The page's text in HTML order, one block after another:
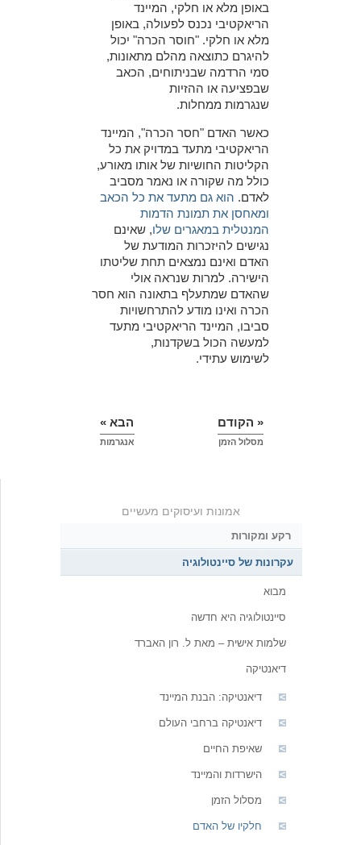
באופן מלא או חלקי, המיינד
הריאקטיבי נכנס לפעולה, באופן
מלא או חלקי. "חוסר הכרה" יכול
להיגרם כתוצאה מהלם מתאונות,
סמי הרדמה שבניתוחים, הכאב
שבפציעה או ההזיות
שנגרמות ממחלות.
כאשר האדם "חסר הכרה", המיינד
הריאקטיבי מתעד במדויק את כל
הקליטות החושיות של אותו מאורע,
כולל מה שקורה או נאמר מסביב
לאדם. הוא גם מתעד את כל הכאב
ומאחסן את תמונת הדמות
המנטלית במאגרים שלו, שאינם
נגישים להיזכרות המודעת של
האדם ואינם נמצאים תחת שליטתו
הישירה. למרות שנראה אולי
שהאדם שמתעלף בתאונה הוא חסר
הכרה ואינו מודע להתרחשויות
סביבו, המיינד הריאקטיבי מתעד
למעשה הכול בשקדנות,
לשימוש עתידי.
« הקודם
מסלול הזמן
הבא »
אנגרמות
אמונות ועיסוקים מעשיים
רקע ומקורות
עקרונות של סיינטולוגיה
מבוא
סיינטולוגיה היא חדשה
שלמות אישית – מאת ל. רון האברד
דיאנטיקה
דיאנטיקה: הבנת המיינד
דיאנטיקה ברחבי העולם
שאיפת החיים
הישרדות והמיינד
מסלול הזמן
חלקיו של האדם